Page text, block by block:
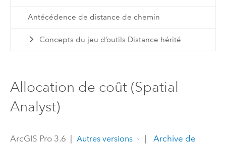
Antécédence de distance de chemin
Concepts du jeu d’outils Distance hérité
Allocation de coût (Spatial
Analyst)
ArcGIS Pro 3.6 | Autres versions |
Archive de